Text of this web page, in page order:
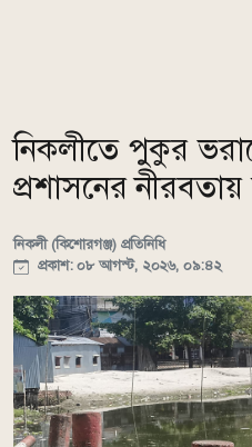
নিকলীতে পুকুর
প্রশাসনের
নিকলী (কিশোরগঞ্জ) প্রতিনিধি
প্রকাশ: ০৮ আগস্ট, ২০২৬, ০৯:৪২